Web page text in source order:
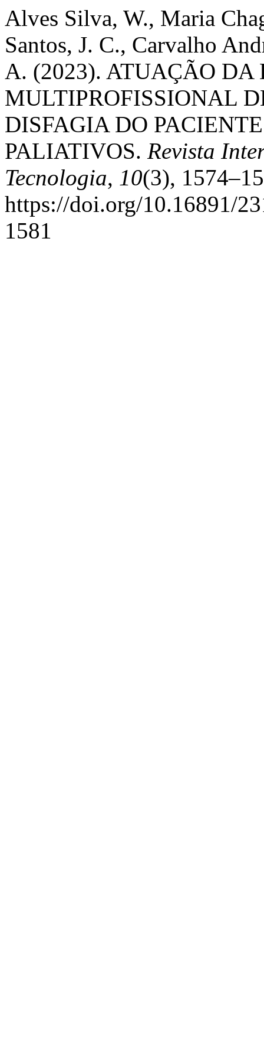
Alves Silva, W., Maria
Santos, J. C., Carvalho
A. (2023). ATUAÇÃO DA
MULTIPROFISSIONAL
DISFAGIA DO
PALIATIVOS. Revista
Tecnologia, 10(3),
https://doi.org/10.16891/
1581